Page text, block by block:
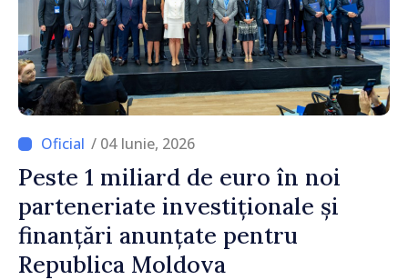
/ 04 Iunie, 2026
Peste 1 miliard de euro în noi
parteneriate investiționale și
finanțări anunțate pentru
Republica Moldova